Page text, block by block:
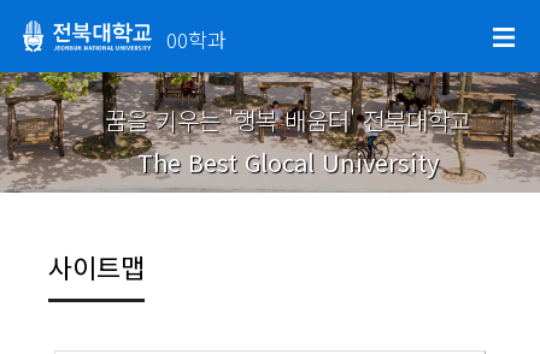
00학과
꿈을 키우는 '행복 배움터' 전북대학교
The Best Glocal University
사이트맵